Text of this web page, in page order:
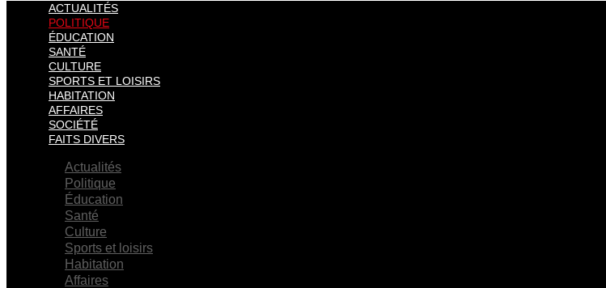
ACTUALITÉS
POLITIQUE
ÉDUCATION
SANTÉ
CULTURE
SPORTS ET LOISIRS
HABITATION
AFFAIRES
SOCIÉTÉ
FAITS DIVERS
Actualités
Politique
Éducation
Santé
Culture
Sports et loisirs
Habitation
Affaires